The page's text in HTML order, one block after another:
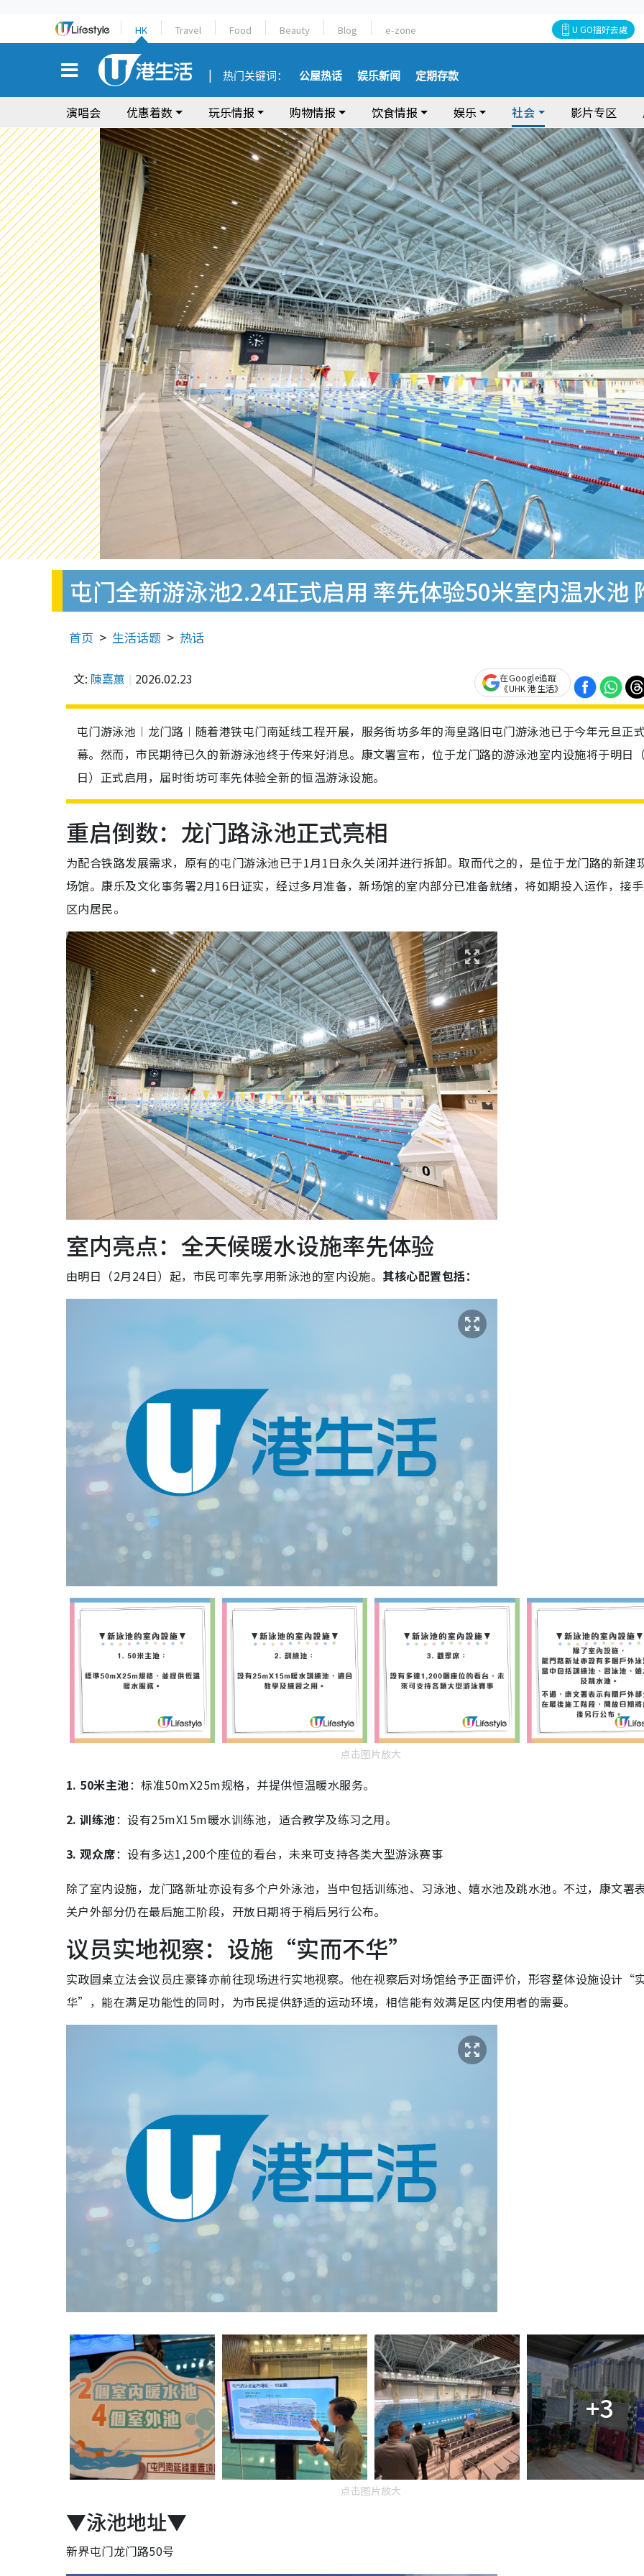
HK Travel Food Beauty Blog e-zone U GO搵好去處
热门关键词： 公屋热话 娱乐新闻 定期存款
演唱会 优惠着数 玩乐情报 购物情报 饮食情报 娱乐 社会 影片专区
屯门全新游泳池2.24正式启用 率先体验50米室内温水池
首页 生活话题 热话
文: 陳嘉蕙 2026.02.23
在Google追蹤
《UHK 港生活》
屯门游泳池︱龙门路︱随着港铁屯门南延线工程开展，服务街坊多年的海皇路旧屯门游泳池已于今年元旦正
幕。然而，市民期待已久的新游泳池终于传来好消息。康文署宣布，位于龙门路的游泳池室内设施将于明日
日）正式启用，届时街坊可率先体验全新的恒温游泳设施。
重启倒数：龙门路泳池正式亮相
为配合铁路发展需求，原有的屯门游泳池已于1月1日永久关闭并进行拆卸。取而代之的，是位于龙门路的新建
场馆。康乐及文化事务署2月16日证实，经过多月准备，新场馆的室内部分已准备就绪，将如期投入运作，接
区内居民。
室内亮点：全天候暖水设施率先体验
由明日（2月24日）起，市民可率先享用新泳池的室内设施。 其核心配置包括：
点击图片放大
1. 50米主池：标准50mX25m规格，并提供恒温暖水服务。
2. 训练池：设有25mX15m暖水训练池，适合教学及练习之用。
3. 观众席：设有多达1,200个座位的看台，未来可支持各类大型游泳赛事
除了室内设施，龙门路新址亦设有多个户外泳池，当中包括训练池、习泳池、嬉水池及跳水池。不过，康文署
关户外部分仍在最后施工阶段，开放日期将于稍后另行公布。
议员实地视察：设施“实而不华”
实政圆桌立法会议员庄豪锋亦前往现场进行实地视察。他在视察后对场馆给予正面评价，形容整体设施设计“
华”，能在满足功能性的同时，为市民提供舒适的运动环境，相信能有效满足区内使用者的需要。
+3
点击图片放大
▼泳池地址▼
新界屯门龙门路50号